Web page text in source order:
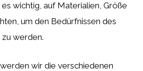
es wichtig, auf Materialien, Größe
um den Bedürfnissen des
werden.
wir die verschiedenen